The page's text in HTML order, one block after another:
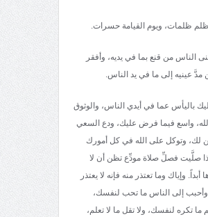
ظلمات، ويوم القيامة حسرات.
الناس من قنع بما في يديه، وأفقر
مدَّ عينيه إلى ما في يد الناس.
باليأس عما في أيدي الناس، والوثوق
واسع فيما فرض عليك، ودع السعي
لك، وتوكل على الله في كل أمورك
صلَّيت فصلِّ صلاة مودِّع تظن أن لا
أبداً. وإياك وما تعتذر منه فإنه لا يعتذر
إلى الناس ما تحب لنفسك،
ما تكره لنفسك، ولا تقل ما لا تعلم،